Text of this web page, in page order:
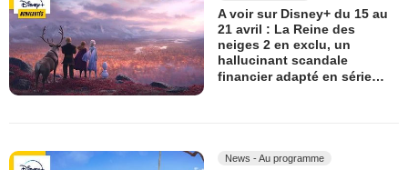
A voir sur Disney+ du 15 au
21 avril : La Reine des
neiges 2 en exclu, un
hallucinant scandale
financier adapté en série…
News - Au programme